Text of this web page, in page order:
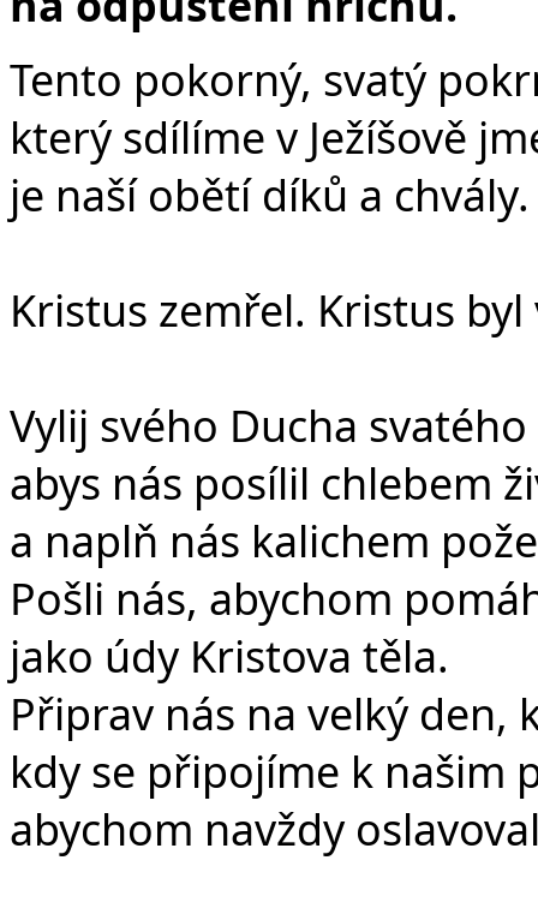
Tento pokorný, svatý
který sdílíme v Ježíšově
je naší obětí díků a chvály.
Kristus zemřel. Kristus
Vylij svého Ducha svatého
abys nás posílil chlebem
a naplň nás kalichem
Pošli nás, abychom
jako údy Kristova těla.
Připrav nás na velký den,
kdy se připojíme k našim
abychom navždy